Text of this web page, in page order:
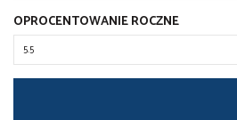
OPROCENTOWANIE ROCZNE